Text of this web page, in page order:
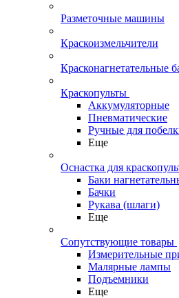
Разметочные машины
Краскоизмельчители
Красконагнетательные
Краскопульты
Аккумуляторные
Пневматические
Ручные для
Еще
Оснастка для
Баки
Бачки
Рукава (шлаги)
Еще
Сопутствующие товары
Измерительные
Малярные лампы
Подъемники
Еще